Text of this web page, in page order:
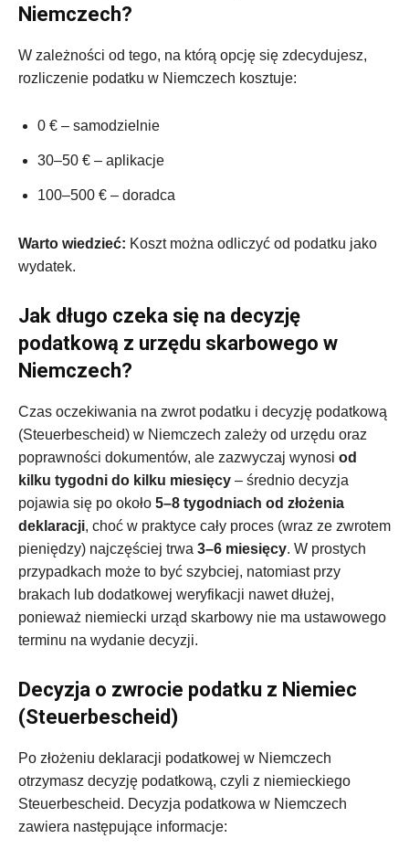
Niemczech?
W zależności od tego, na którą opcję się zdecydujesz,
rozliczenie podatku w Niemczech kosztuje:
0 € – samodzielnie
30–50 € – aplikacje
100–500 € – doradca
Warto wiedzieć: Koszt można odliczyć od podatku jako
wydatek.
Jak długo czeka się na decyzję
podatkową z urzędu skarbowego w
Niemczech?
Czas oczekiwania na zwrot podatku i decyzję podatkową
(Steuerbescheid) w Niemczech zależy od urzędu oraz
poprawności dokumentów, ale zazwyczaj wynosi od
kilku tygodni do kilku miesięcy – średnio decyzja
pojawia się po około 5–8 tygodniach od złożenia
deklaracji, choć w praktyce cały proces (wraz ze zwrotem
pieniędzy) najczęściej trwa 3–6 miesięcy. W prostych
przypadkach może to być szybciej, natomiast przy
brakach lub dodatkowej weryfikacji nawet dłużej,
ponieważ niemiecki urząd skarbowy nie ma ustawowego
terminu na wydanie decyzji.
Decyzja o zwrocie podatku z Niemiec
(Steuerbescheid)
Po złożeniu deklaracji podatkowej w Niemczech
otrzymasz decyzję podatkową, czyli z niemieckiego
Steuerbescheid. Decyzja podatkowa w Niemczech
zawiera następujące informacje: